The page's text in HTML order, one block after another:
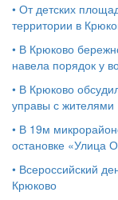
• От детских
территории в
• В Крюково
навела порядок у
• В Крюково
управы с жителями
• В 19м
остановке «Улица
• Всероссийский
Крюково